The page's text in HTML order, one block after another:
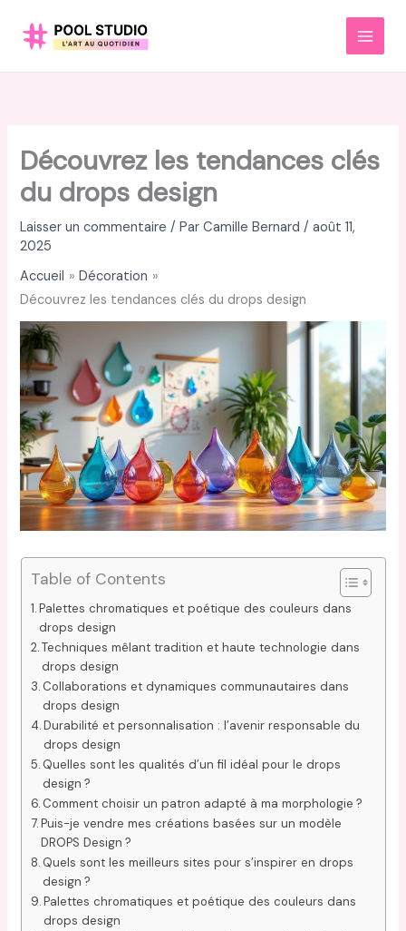
MAIN
Découvrez les tendances clés
du drops design
Laisser un commentaire / ParCamille Bernard/août 11,
2025
Accueil
Décoration
Découvrez les tendances clés du drops design
Table of Contents
Palettes chromatiques et poétique des couleurs dans
drops design
Techniques mêlant tradition et haute technologie dans
drops design
Collaborations et dynamiques communautaires dans
drops design
Durabilité et personnalisation : l’avenir responsable du
drops design
Quelles sont les qualités d’un fil idéal pour le drops
design ?
Comment choisir un patron adapté à ma morphologie ?
Puis-je vendre mes créations basées sur un modèle
DROPS Design ?
Quels sont les meilleurs sites pour s’inspirer en drops
design ?
Palettes chromatiques et poétique des couleurs dans
drops design